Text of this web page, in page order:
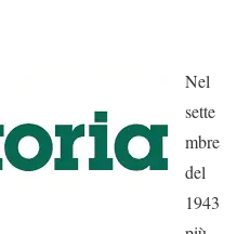
Nel
sette
mbre
del
1943